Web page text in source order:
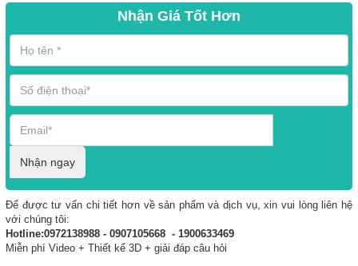
Nhận Giá Tốt Hơn
Nhận ngay
Để được tư vấn chi tiết hơn về sản phẩm và dịch vụ, xin vui lòng liên hệ
với chúng tôi:
Hotline:0972138988 - 0907105668 - 1900633469
Miễn phí Video + Thiết kế 3D + giải đáp câu hỏi